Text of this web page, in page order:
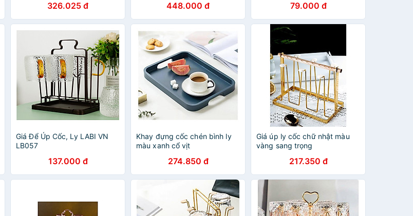
326.025 đ 448.000 đ 79.000 đ
Giá Để Úp Cốc, Ly LABI VN
LB057
137.000 đ
Khay đựng cốc chén bình ly
màu xanh cổ vịt
274.850 đ
Giá úp ly cốc chữ nhật màu
vàng sang trọng
217.350 đ